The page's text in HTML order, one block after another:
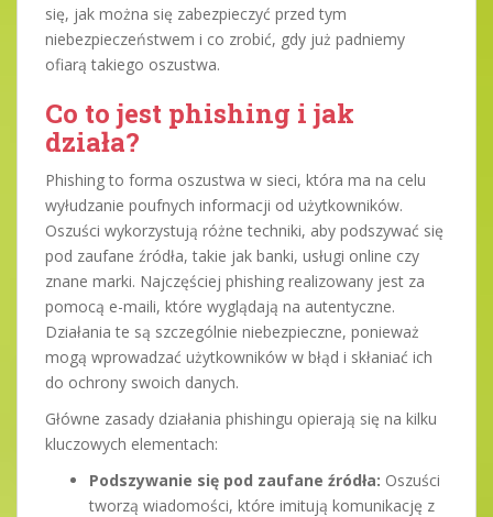
się, jak można się zabezpieczyć przed tym
niebezpieczeństwem i co zrobić, gdy już padniemy
ofiarą takiego oszustwa.
Co to jest phishing i jak
działa?
Phishing to forma oszustwa w sieci, która ma na celu
wyłudzanie poufnych informacji od użytkowników.
Oszuści wykorzystują różne techniki, aby podszywać się
pod zaufane źródła, takie jak banki, usługi online czy
znane marki. Najczęściej phishing realizowany jest za
pomocą e-maili, które wyglądają na autentyczne.
Działania te są szczególnie niebezpieczne, ponieważ
mogą wprowadzać użytkowników w błąd i skłaniać ich
do ochrony swoich danych.
Główne zasady działania phishingu opierają się na kilku
kluczowych elementach:
Podszywanie się pod zaufane źródła: Oszuści
tworzą wiadomości, które imitują komunikację z